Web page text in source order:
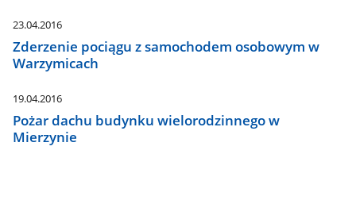
23.04.2016
Zderzenie pociągu z samochodem osobowym w
Warzymicach
19.04.2016
Pożar dachu budynku wielorodzinnego w
Mierzynie